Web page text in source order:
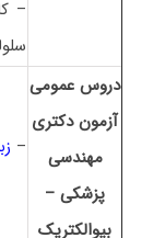
دروس عمومی
آزمون دکتری
مهندسی
پزشکی –
بیوالکتریک
–